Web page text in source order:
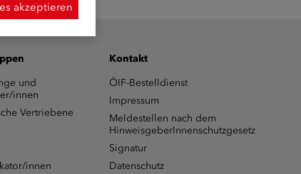
und
innen
Vertriebene
innen
Kontakt
ÖIF-Bestelldienst
Impressum
Meldestellen nach dem
HinweisgeberInnenschutzgesetz
Signatur
Datenschutz
akzeptieren